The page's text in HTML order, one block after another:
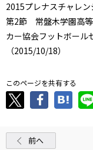
2015プレナスチャレ
第2節 常盤木学園高
カー協会フットボール
（2015/10/18）
このページを共有する
前へ